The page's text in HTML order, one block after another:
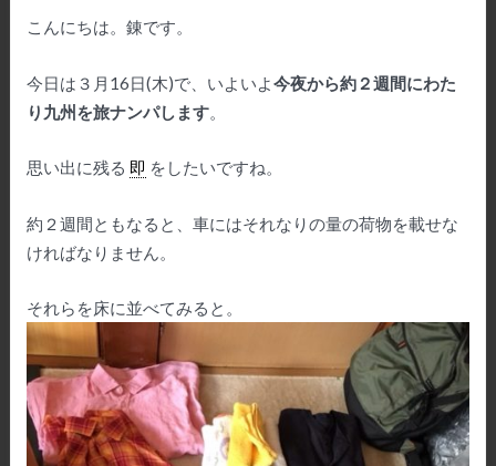
こんにちは。錬です。
今日は３月16日(木)で、いよいよ今夜から約２週間にわた
り九州を旅ナンパします。
思い出に残る 即 をしたいですね。
約２週間ともなると、車にはそれなりの量の荷物を載せな
ければなりません。
それらを床に並べてみると。